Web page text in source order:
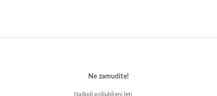
Ne zamudite!
Najbolj priljubljeni leti